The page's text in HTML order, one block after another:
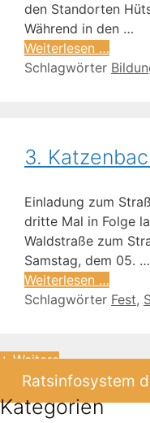
den Standorten
Während in den …
Weiterlesen …
Schlagwörter
3.
Einladung zum
dritte Mal in Folge
Waldstraße zum
Samstag, dem 05. …
Weiterlesen …
Schlagwörter Fest,
+ Weitere
Ratsinfosystem
Kategorien